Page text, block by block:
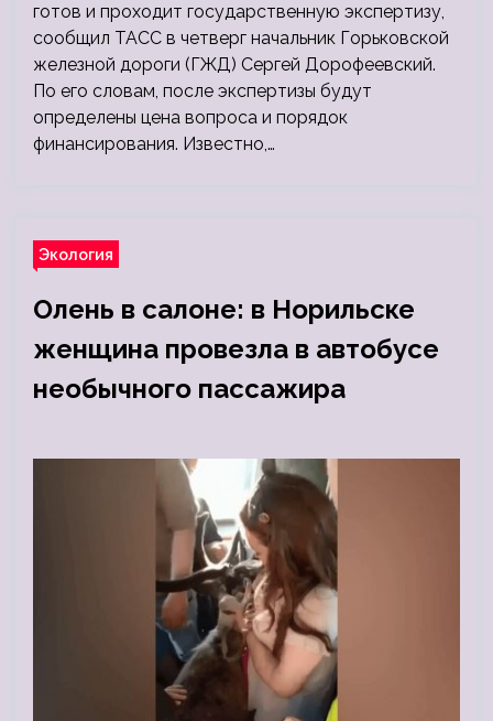
готов и проходит государственную экспертизу,
сообщил ТАСС в четверг начальник Горьковской
железной дороги (ГЖД) Сергей Дорофеевский.
По его словам, после экспертизы будут
определены цена вопроса и порядок
финансирования. Известно,…
Экология
Олень в салоне: в Норильске
женщина провезла в автобусе
необычного пассажира